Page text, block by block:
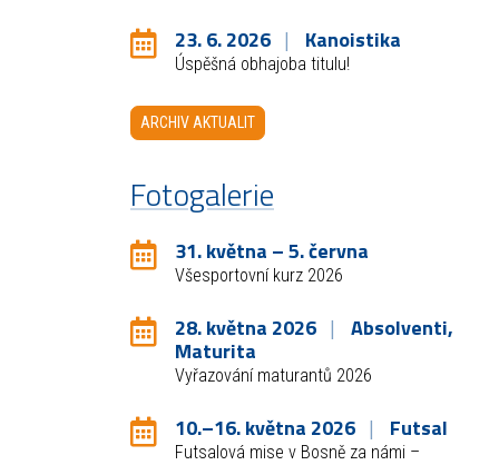
23. 6. 2026 Kanoistika
Úspěšná obhajoba titulu!
ARCHIV AKTUALIT
Fotogalerie
31. května – 5. června
Všesportovní kurz 2026
28. května 2026 Absolventi,
Maturita
Vyřazování maturantů 2026
10.–16. května 2026 Futsal
Futsalová mise v Bosně za námi –